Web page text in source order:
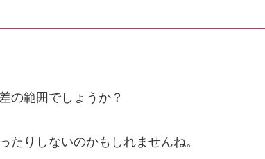
の範囲でしょうか？
たりしないのかもしれませんね。